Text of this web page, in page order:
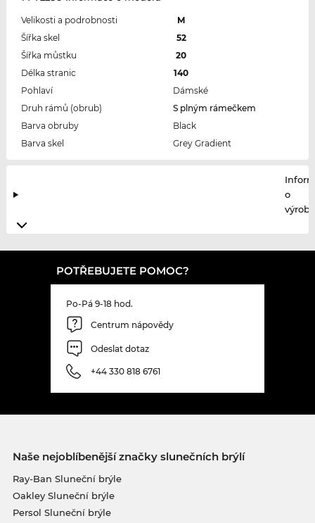
Velikosti a podrobnosti
M
Šířka skel
52
Šířka můstku
20
Délka stranic
140
Pohlaví
Dámské
Druh rámů (obrub)
S plným rámečkem
Barva obruby
Black
Barva skel
Grey Gradient
o
POTŘEBUJETE POMOC?
Po-Pá 9-18 hod.
Centrum nápovědy
Odeslat dotaz
+44 330 818 6761
Naše nejoblíbenější značky slunečních brýlí
Ray-Ban Sluneční brýle
Oakley Sluneční brýle
Persol Sluneční brýle